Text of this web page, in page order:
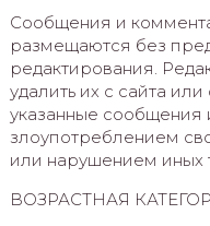
Сообщения и
размещаются без
редактирования.
удалить их с сайта
указанные
злоупотреблением
или нарушением иных
ВОЗРАСТНАЯ